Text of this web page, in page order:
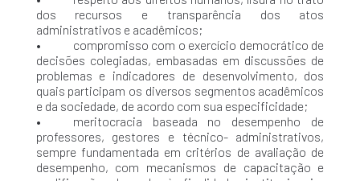
dos recursos e transparência dos atos
administrativos e acadêmicos;
• compromisso com o exercício democrático de
decisões colegiadas, embasadas em discussões de
problemas e indicadores de desenvolvimento, dos
quais participam os diversos segmentos acadêmicos
e da sociedade, de acordo com sua especificidade;
• meritocracia baseada no desempenho de
professores, gestores e técnico- administrativos,
sempre fundamentada em critérios de avaliação de
desempenho, com mecanismos de capacitação e